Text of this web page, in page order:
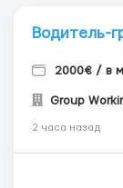
Водитель-
2000€ / в
Group
2 часа назад